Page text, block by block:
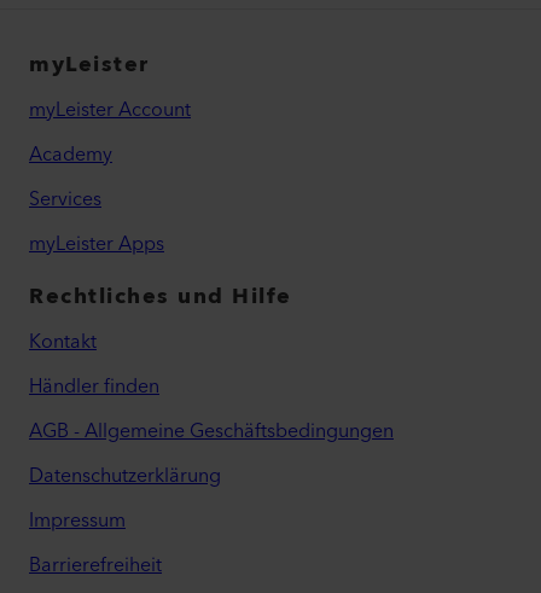
myLeister
myLeister Account
Academy
Services
myLeister Apps
Rechtliches und Hilfe
Kontakt
Händler finden
AGB - Allgemeine Geschäftsbedingungen
Datenschutzerklärung
Impressum
Barrierefreiheit